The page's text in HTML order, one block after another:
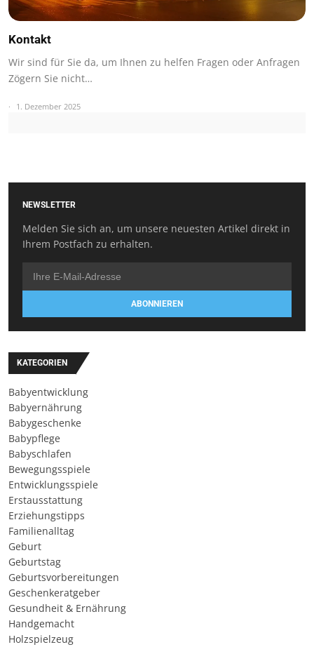
Kontakt
Wir sind für Sie da, um Ihnen zu helfen Fragen oder Anfragen
Zögern Sie nicht…
1. Dezember 2025
NEWSLETTER
Melden Sie sich an, um unsere neuesten Artikel direkt in
Ihrem Postfach zu erhalten.
ABONNIEREN
KATEGORIEN
Babyentwicklung
Babyernährung
Babygeschenke
Babypflege
Babyschlafen
Bewegungsspiele
Entwicklungsspiele
Erstausstattung
Erziehungstipps
Familienalltag
Geburt
Geburtstag
Geburtsvorbereitungen
Geschenkeratgeber
Gesundheit & Ernährung
Handgemacht
Holzspielzeug